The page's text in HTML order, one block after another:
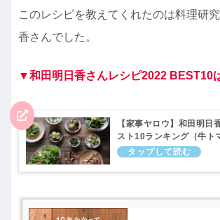
このレシピを教えてくれたのは料理研
香さんでした。
▼和田明日香さんレシピ2022 BEST10
【家事ヤロウ】和田明日
スト10ランキング（牛ト
ス・長芋ポテト・ブリふ